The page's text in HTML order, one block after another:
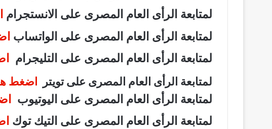
لمتابعة الرأى العام المصرى على الانستجرام
لمتابعة الرأى العام المصرى على الواتساب
لمتابعة الرأى العام المصرى على التليجرام
لمتابعة الرأى العام المصرى على تويتر اضغط
لمتابعة الرأى العام المصرى على اليوتيوب
لمتابعة الرأى العام المصرى على التيك توك